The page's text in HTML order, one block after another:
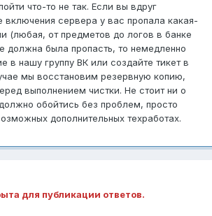
что-то не так. Если вы вдруг
включения сервера у вас пропала какая-
(любая, от предметов до логов в банке
должна была пропасть, то немедленно
в нашу группу ВК или создайте тикет в
мы восстановим резервную копию,
выполнением чистки. Не стоит ни о
обойтись без проблем, просто
дополнительных техработах.
для публикации ответов.